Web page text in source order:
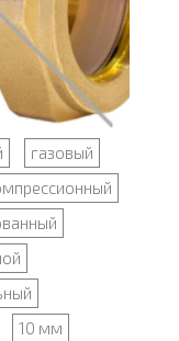
газовый
10 мм